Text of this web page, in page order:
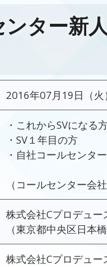
ター新
2016年07月19日（
・これからSVになる
・SV１年目の方
・自社コールセンタ
（コールセンター会
株式会社Cプロデュー
（東京都中央区日本
株式会社Cプロデュー